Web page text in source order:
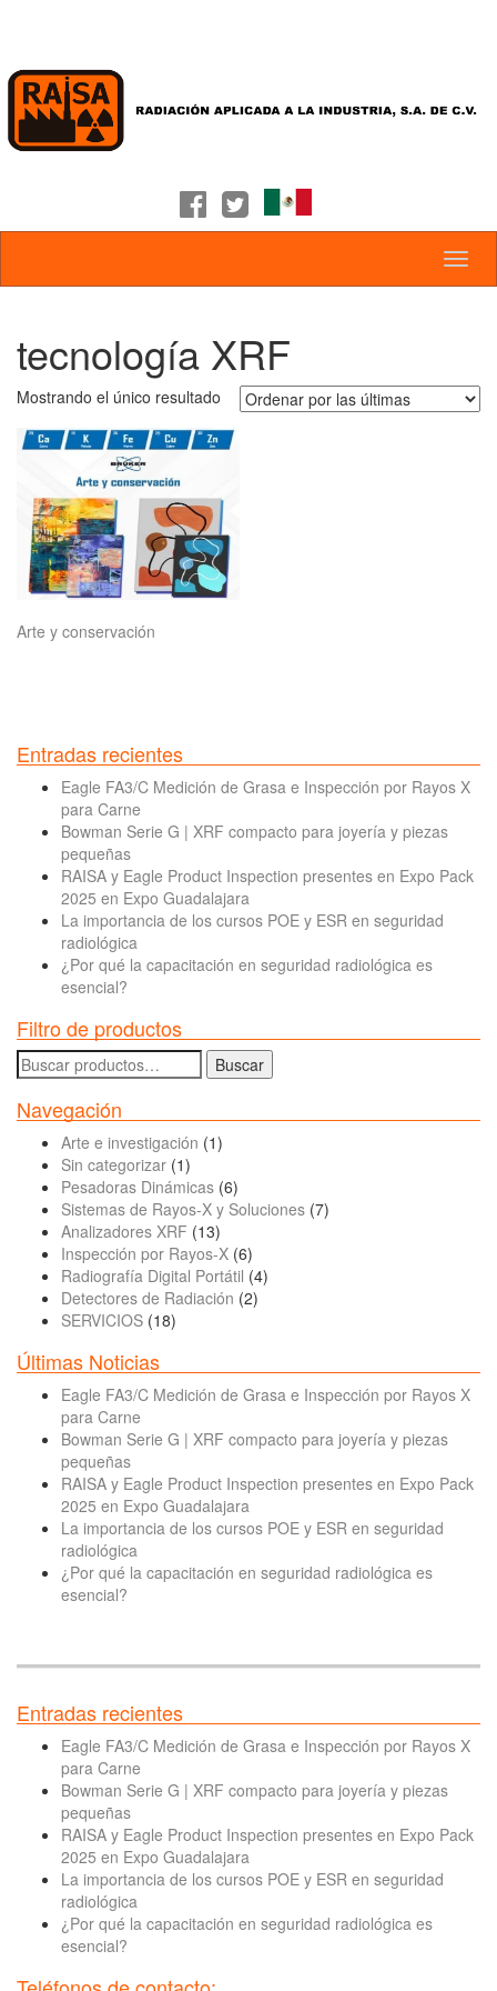
tecnología XRF
Mostrando el único resultado
Arte y conservación
Entradas recientes
Eagle FA3/C Medición de Grasa e Inspección por Rayos X
para Carne
Bowman Serie G | XRF compacto para joyería y piezas
pequeñas
RAISA y Eagle Product Inspection presentes en Expo Pack
2025 en Expo Guadalajara
La importancia de los cursos POE y ESR en seguridad
radiológica
¿Por qué la capacitación en seguridad radiológica es
esencial?
Filtro de productos
Buscar
por:
Buscar
Navegación
Arte e investigación (1)
Sin categorizar (1)
Pesadoras Dinámicas (6)
Sistemas de Rayos-X y Soluciones (7)
Analizadores XRF (13)
Inspección por Rayos-X (6)
Radiografía Digital Portátil (4)
Detectores de Radiación (2)
SERVICIOS (18)
Últimas Noticias
Eagle FA3/C Medición de Grasa e Inspección por Rayos X
para Carne
Bowman Serie G | XRF compacto para joyería y piezas
pequeñas
RAISA y Eagle Product Inspection presentes en Expo Pack
2025 en Expo Guadalajara
La importancia de los cursos POE y ESR en seguridad
radiológica
¿Por qué la capacitación en seguridad radiológica es
esencial?
Entradas recientes
Eagle FA3/C Medición de Grasa e Inspección por Rayos X
para Carne
Bowman Serie G | XRF compacto para joyería y piezas
pequeñas
RAISA y Eagle Product Inspection presentes en Expo Pack
2025 en Expo Guadalajara
La importancia de los cursos POE y ESR en seguridad
radiológica
¿Por qué la capacitación en seguridad radiológica es
esencial?